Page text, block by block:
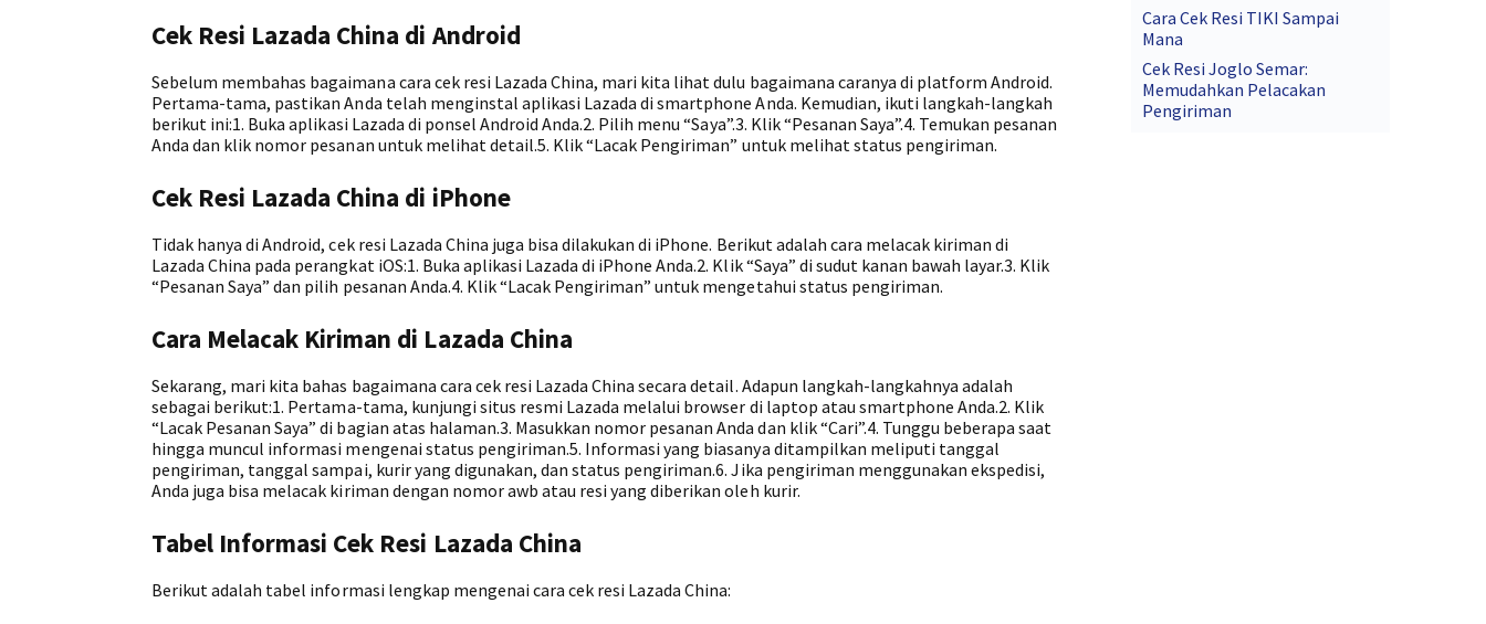
Cek Resi Lazada China di Android
Sebelum membahas bagaimana cara cek resi Lazada China, mari kita lihat dulu bagaimana caranya di platform Android.
Pertama-tama, pastikan Anda telah menginstal aplikasi Lazada di smartphone Anda. Kemudian, ikuti langkah-langkah
berikut ini:1. Buka aplikasi Lazada di ponsel Android Anda.2. Pilih menu “Saya”.3. Klik “Pesanan Saya”.4. Temukan pesanan
Anda dan klik nomor pesanan untuk melihat detail.5. Klik “Lacak Pengiriman” untuk melihat status pengiriman.
Cek Resi Lazada China di iPhone
Tidak hanya di Android, cek resi Lazada China juga bisa dilakukan di iPhone. Berikut adalah cara melacak kiriman di
Lazada China pada perangkat iOS:1. Buka aplikasi Lazada di iPhone Anda.2. Klik “Saya” di sudut kanan bawah layar.3. Klik
“Pesanan Saya” dan pilih pesanan Anda.4. Klik “Lacak Pengiriman” untuk mengetahui status pengiriman.
Cara Melacak Kiriman di Lazada China
Sekarang, mari kita bahas bagaimana cara cek resi Lazada China secara detail. Adapun langkah-langkahnya adalah
sebagai berikut:1. Pertama-tama, kunjungi situs resmi Lazada melalui browser di laptop atau smartphone Anda.2. Klik
“Lacak Pesanan Saya” di bagian atas halaman.3. Masukkan nomor pesanan Anda dan klik “Cari”.4. Tunggu beberapa saat
hingga muncul informasi mengenai status pengiriman.5. Informasi yang biasanya ditampilkan meliputi tanggal
pengiriman, tanggal sampai, kurir yang digunakan, dan status pengiriman.6. Jika pengiriman menggunakan ekspedisi,
Anda juga bisa melacak kiriman dengan nomor awb atau resi yang diberikan oleh kurir.
Tabel Informasi Cek Resi Lazada China
Berikut adalah tabel informasi lengkap mengenai cara cek resi Lazada China:
Cara Cek Resi TIKI Sampai
Mana
Cek Resi Joglo Semar:
Memudahkan Pelacakan
Pengiriman